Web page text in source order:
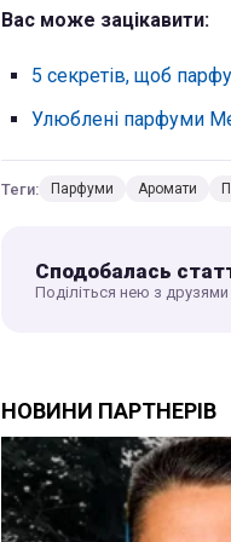
Вас може зацікавити:
5 секретів, щоб
Улюблені парфуми
Теги: Парфуми Аромати
Сподобалась
Поділіться нею з друзями